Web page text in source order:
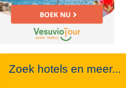
Zoek hotels en meer...